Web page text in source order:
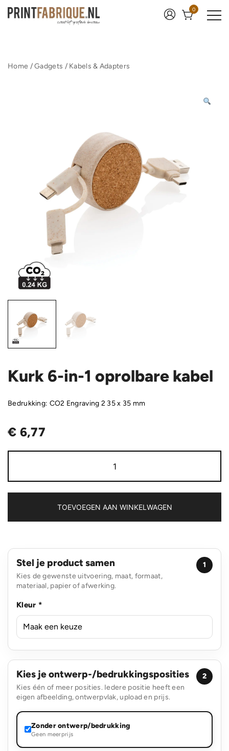
naar
0
Home /Gadgets / Kabels & Adapters
Kurk 6-in-1 oprolbare kabel
Bedrukking: CO2 Engraving 2 35 x 35 mm
€ 6,77
6-
oprolbare
kabel
TOEVOEGEN AAN WINKELWAGEN
Stel je product samen
Kies de gewenste uitvoering, maat, formaat,
materiaal, papier of afwerking.
1
Kleur *
Kies je ontwerp-/bedrukkingsposities
Kies één of meer posities. Iedere positie heeft een
eigen afbeelding, ontwerpvlak, upload en prijs.
2
Zonder ontwerp/bedrukking
Geen meerprijs